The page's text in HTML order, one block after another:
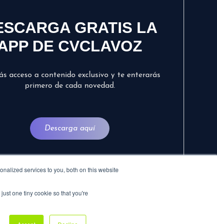
services to you, both on this website
one tiny cookie so that you're
GRATIS LA
DE CVCLAVOZ
acceso a contenido exclusivo y te enterarás
primero de cada novedad.
Descarga aquí